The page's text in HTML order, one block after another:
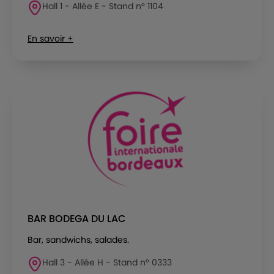
Hall 1 - Allée E - Stand n° 1104
En savoir +
BAR BODEGA DU LAC
Bar, sandwichs, salades.
Hall 3 - Allée H - Stand n° 0333